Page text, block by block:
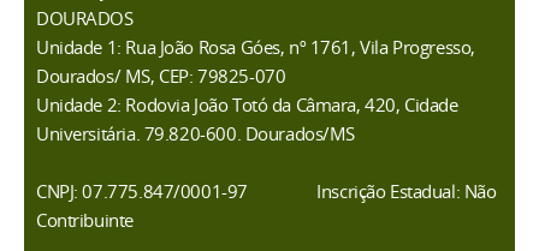
DOURADOS
Unidade 1: Rua João Rosa Góes, nº 1761, Vila Progresso,
Dourados/ MS, CEP: 79825-070
Unidade 2: Rodovia João Totó da Câmara, 420, Cidade
Universitária. 79.820-600. Dourados/MS
CNPJ: 07.775.847/0001-97
Inscrição Estadual: Não
Contribuinte